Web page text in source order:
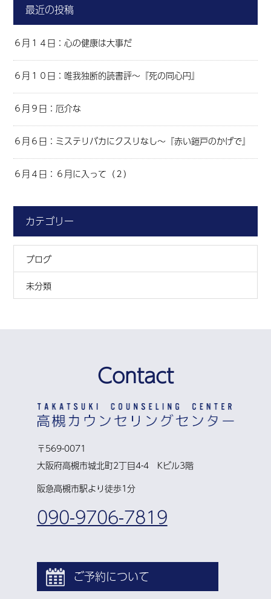
最近の投稿
６月１４日：心の健康は大事だ
６月１０日：唯我独断的読書評～『死の同心円』
６月９日：厄介な
６月６日：ミステリバカにクスリなし～『赤い鎧戸のかげで』
６月４日：６月に入って（２）
カテゴリー
ブログ
未分類
Contact
〒569-0071
大阪府高槻市城北町2丁目4-4 Kビル3階
阪急高槻市駅より徒歩1分
090-9706-7819
ご予約について